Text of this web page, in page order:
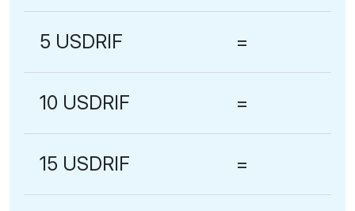
5 USDRIF =
10 USDRIF =
15 USDRIF =